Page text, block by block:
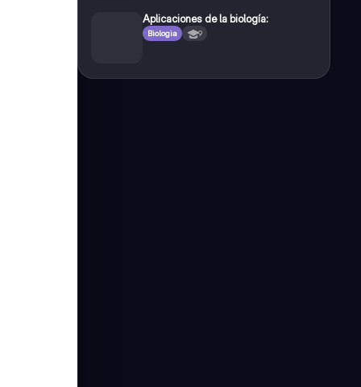
Aplicaciones de la biología:
Biologia 9